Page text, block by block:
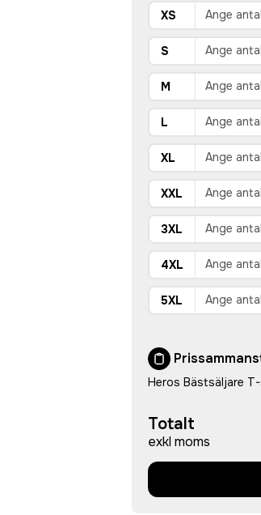
XS
S
M
L
XL
XXL
3XL
4XL
5XL
Heros Bästsäljare
Totalt
exkl moms